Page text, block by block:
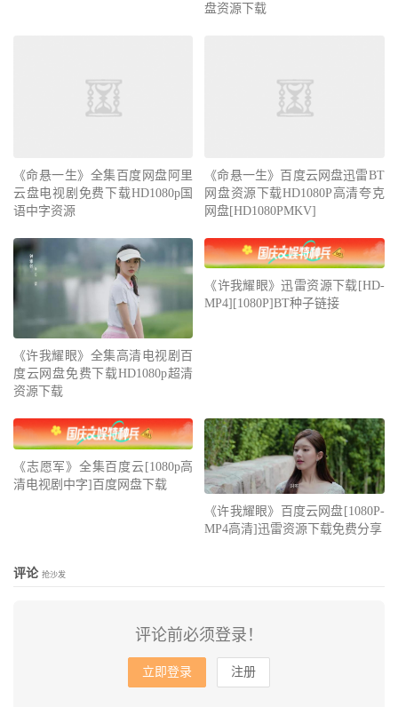
盘资源下载
《命悬一生》全集百度网盘阿里
云盘电视剧免费下载HD1080p国
语中字资源
《命悬一生》百度云网盘迅雷BT
网盘资源下载HD1080P高清夸克
网盘[HD1080PMKV]
《许我耀眼》全集高清电视剧百
度云网盘免费下载HD1080p超清
资源下载
《许我耀眼》迅雷资源下载[HD-
MP4][1080P]BT种子链接
《志愿军》全集百度云[1080p高
清电视剧中字]百度网盘下载
《许我耀眼》百度云网盘[1080P-
MP4高清]迅雷资源下载免费分享
评论 抢沙发
评论前必须登录！
立即登录 注册